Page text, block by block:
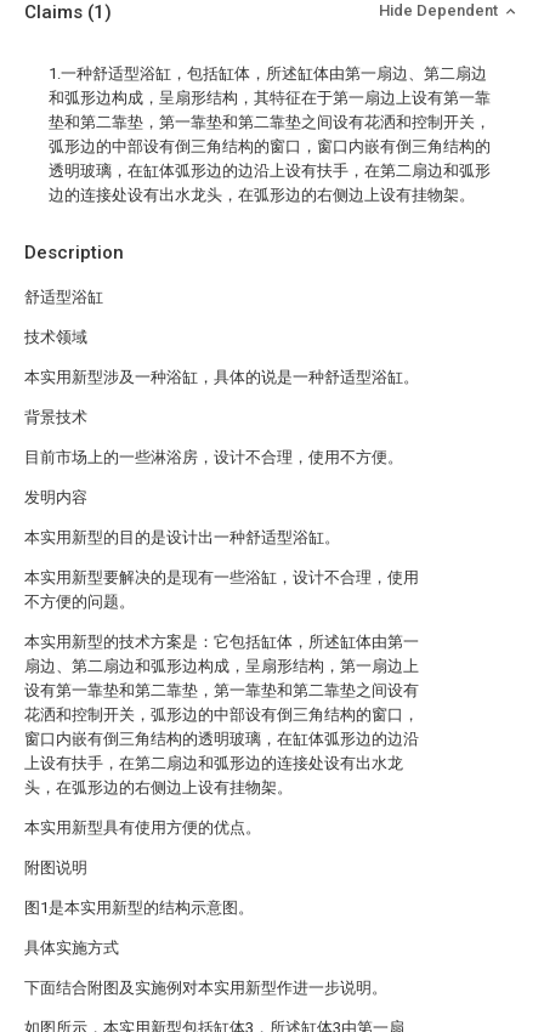
Description
舒适型浴缸
技术领域
本实用新型涉及一种浴缸，具体的说是一种舒适型浴缸。
背景技术
目前市场上的一些淋浴房，设计不合理，使用不方便。
发明内容
本实用新型的目的是设计出一种舒适型浴缸。
本实用新型要解决的是现有一些浴缸，设计不合理，使用
不方便的问题。
本实用新型的技术方案是：它包括缸体，所述缸体由第一
扇边、第二扇边和弧形边构成，呈扇形结构，第一扇边上
设有第一靠垫和第二靠垫，第一靠垫和第二靠垫之间设有
花洒和控制开关，弧形边的中部设有倒三角结构的窗口，
窗口内嵌有倒三角结构的透明玻璃，在缸体弧形边的边沿
上设有扶手，在第二扇边和弧形边的连接处设有出水龙
头，在弧形边的右侧边上设有挂物架。
本实用新型具有使用方便的优点。
附图说明
图1是本实用新型的结构示意图。
具体实施方式
下面结合附图及实施例对本实用新型作进一步说明。
如图所示，本实用新型包括缸体3，所述缸体3由第一扇
Claims (1) Hide Dependent
1.一种舒适型浴缸，包括缸体，所述缸体由第一扇边、第二扇边
和弧形边构成，呈扇形结构，其特征在于第一扇边上设有第一靠
垫和第二靠垫，第一靠垫和第二靠垫之间设有花洒和控制开关，
弧形边的中部设有倒三角结构的窗口，窗口内嵌有倒三角结构的
透明玻璃，在缸体弧形边的边沿上设有扶手，在第二扇边和弧形
边的连接处设有出水龙头，在弧形边的右侧边上设有挂物架。